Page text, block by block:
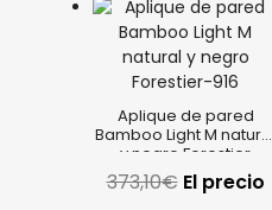
Aplique de pared
Bamboo Light M natural
y negro Forestier
373,10€ El precio